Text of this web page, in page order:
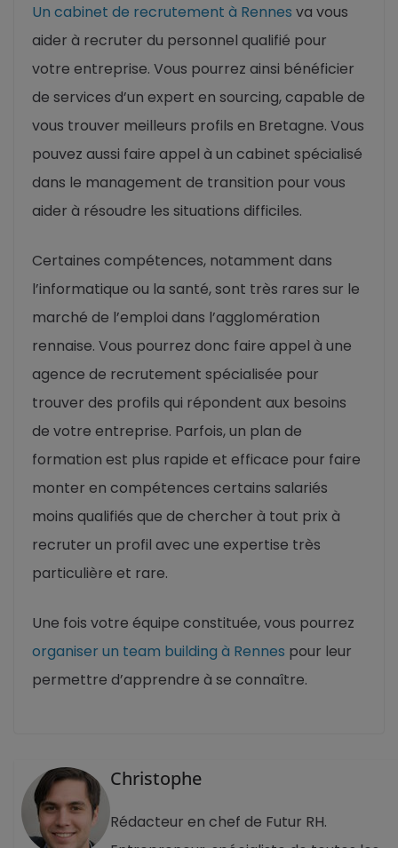
Un cabinet de recrutement à Rennes va vous
aider à recruter du personnel qualifié pour
votre entreprise. Vous pourrez ainsi bénéficier
de services d’un expert en sourcing, capable de
vous trouver meilleurs profils en Bretagne. Vous
pouvez aussi faire appel à un cabinet spécialisé
dans le management de transition pour vous
aider à résoudre les situations difficiles.
Certaines compétences, notamment dans
l’informatique ou la santé, sont très rares sur le
marché de l’emploi dans l’agglomération
rennaise. Vous pourrez donc faire appel à une
agence de recrutement spécialisée pour
trouver des profils qui répondent aux besoins
de votre entreprise. Parfois, un plan de
formation est plus rapide et efficace pour faire
monter en compétences certains salariés
moins qualifiés que de chercher à tout prix à
recruter un profil avec une expertise très
particulière et rare.
Une fois votre équipe constituée, vous pourrez
organiser un team building à Rennes pour leur
permettre d’apprendre à se connaître.
Christophe
Rédacteur en chef de Futur RH.